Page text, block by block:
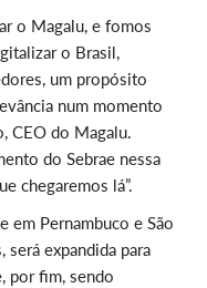
o Magalu, e fomos
o Brasil,
um propósito
num momento
CEO do Magalu.
do Sebrae nessa
chegaremos lá”.
em Pernambuco e São
expandida para
por fim, sendo